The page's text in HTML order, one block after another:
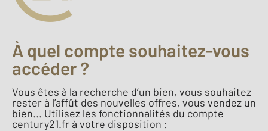
À quel compte souhaitez-vous
accéder ?
Vous êtes à la recherche d’un bien, vous souhaitez
rester à l’affût des nouvelles offres, vous vendez un
bien... Utilisez les fonctionnalités du compte
century21.fr à votre disposition :